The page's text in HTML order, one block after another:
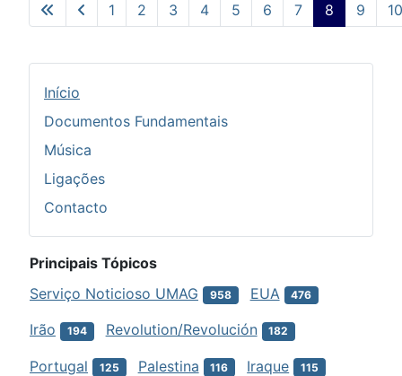
Pág. 8 de 10
1 2 3 4 5 6 7 8 9 10
Início
Documentos Fundamentais
Música
Ligações
Contacto
Principais Tópicos
Serviço Noticioso UMAG
958 EUA 476
Irão 194 Revolution/Revolución 182
Portugal 125 Palestina 116 Iraque 115